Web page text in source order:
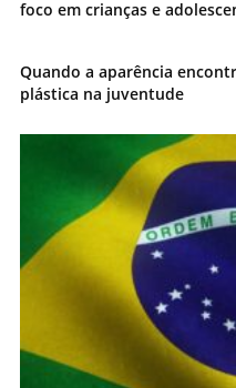
foco em crianças e
Quando a aparência
plástica na juventude